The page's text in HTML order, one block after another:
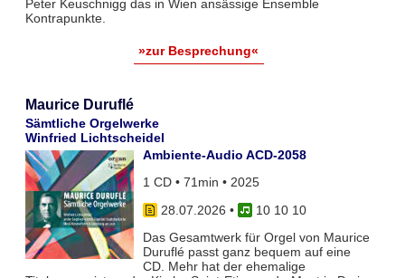
Peter Keuschnigg das in Wien ansässige Ensemble
Kontrapunkte.
»zur Besprechung«
Maurice Duruflé
Sämtliche Orgelwerke
Winfried Lichtscheidel
Ambiente-Audio ACD-2058
1 CD • 71min • 2025
28.07.2026 •
10 10 10
Das Gesamtwerk für Orgel von Maurice
Duruflé passt ganz bequem auf eine
CD. Mehr hat der ehemalige